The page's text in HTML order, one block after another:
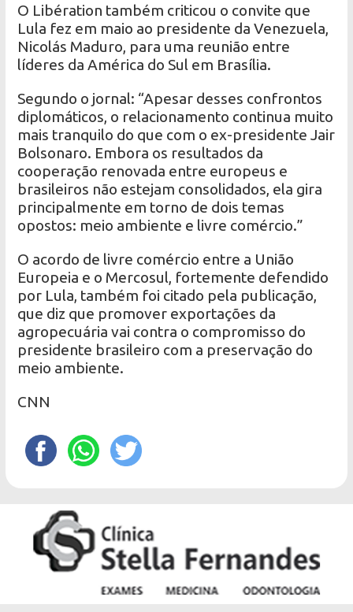
O Libération também criticou o convite que
Lula fez em maio ao presidente da Venezuela,
Nicolás Maduro, para uma reunião entre
líderes da América do Sul em Brasília.
Segundo o jornal: “Apesar desses confrontos
diplomáticos, o relacionamento continua muito
mais tranquilo do que com o ex-presidente Jair
Bolsonaro. Embora os resultados da
cooperação renovada entre europeus e
brasileiros não estejam consolidados, ela gira
principalmente em torno de dois temas
opostos: meio ambiente e livre comércio.”
O acordo de livre comércio entre a União
Europeia e o Mercosul, fortemente defendido
por Lula, também foi citado pela publicação,
que diz que promover exportações da
agropecuária vai contra o compromisso do
presidente brasileiro com a preservação do
meio ambiente.
CNN